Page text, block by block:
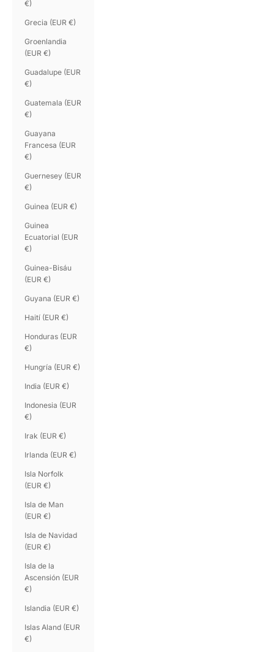
€)
Grecia (EUR €)
Groenlandia
(EUR €)
Guadalupe (EUR
€)
Guatemala (EUR
€)
Guayana
Francesa (EUR
€)
Guernesey (EUR
€)
Guinea (EUR €)
Guinea
Ecuatorial (EUR
€)
Guinea-Bisáu
(EUR €)
Guyana (EUR €)
Haití (EUR €)
Honduras (EUR
€)
Hungría (EUR €)
India (EUR €)
Indonesia (EUR
€)
Irak (EUR €)
Irlanda (EUR €)
Isla Norfolk
(EUR €)
Isla de Man
(EUR €)
Isla de Navidad
(EUR €)
Isla de la
Ascensión (EUR
€)
Islandia (EUR €)
Islas Aland (EUR
€)